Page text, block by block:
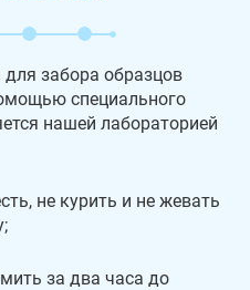
забора образцов
специального
нашей лабораторией
не курить и не жевать
за два часа до